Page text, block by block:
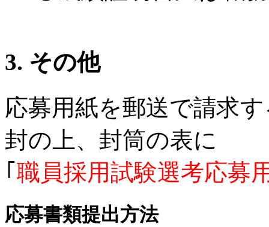
3. その他
応募用紙を郵送で請求
封の上、封筒の表に
｢ 職員採用試験選考応募
応募書類提出方法